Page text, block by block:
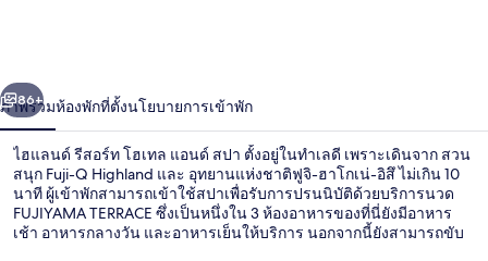
เทล
แอนด์
สปา
า
ถัดไป
86+
ภาพรวมห้องพักที่ตั้งนโยบายการเข้าพัก
ไฮแลนด์ รีสอร์ท โฮเทล แอนด์ สปา ตั้งอยู่ในทำเลดี เพราะเดินจาก สวน
สนุก Fuji-Q Highland และ อุทยานแห่งชาติฟูจิ-ฮาโกเน่-อิสึ ไม่เกิน 10
นาที ผู้เข้าพักสามารถเข้าใช้สปาเพื่อรับการปรนนิบัติด้วยบริการนวด
FUJIYAMA TERRACE ซึ่งเป็นหนึ่งใน 3 ห้องอาหารของที่นี่ยังมีอาหาร
เช้า อาหารกลางวัน และอาหารเย็นให้บริการ นอกจากนี้ยังสามารถขับ